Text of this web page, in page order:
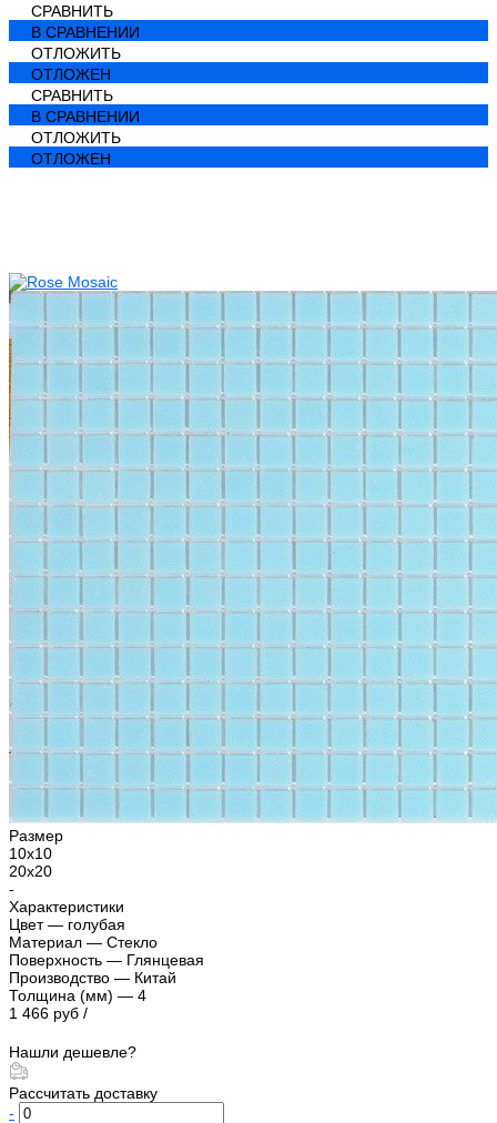
СРАВНИТЬ
В СРАВНЕНИИ
ОТЛОЖИТЬ
ОТЛОЖЕН
СРАВНИТЬ
В СРАВНЕНИИ
ОТЛОЖИТЬ
ОТЛОЖЕН
Размер
10х10
20х20
-
Характеристики
Цвет — голубая
Материал — Стекло
Поверхность — Глянцевая
Производство — Китай
Толщина (мм) — 4
1 466 руб /
Нашли дешевле?
Рассчитать доставку
-